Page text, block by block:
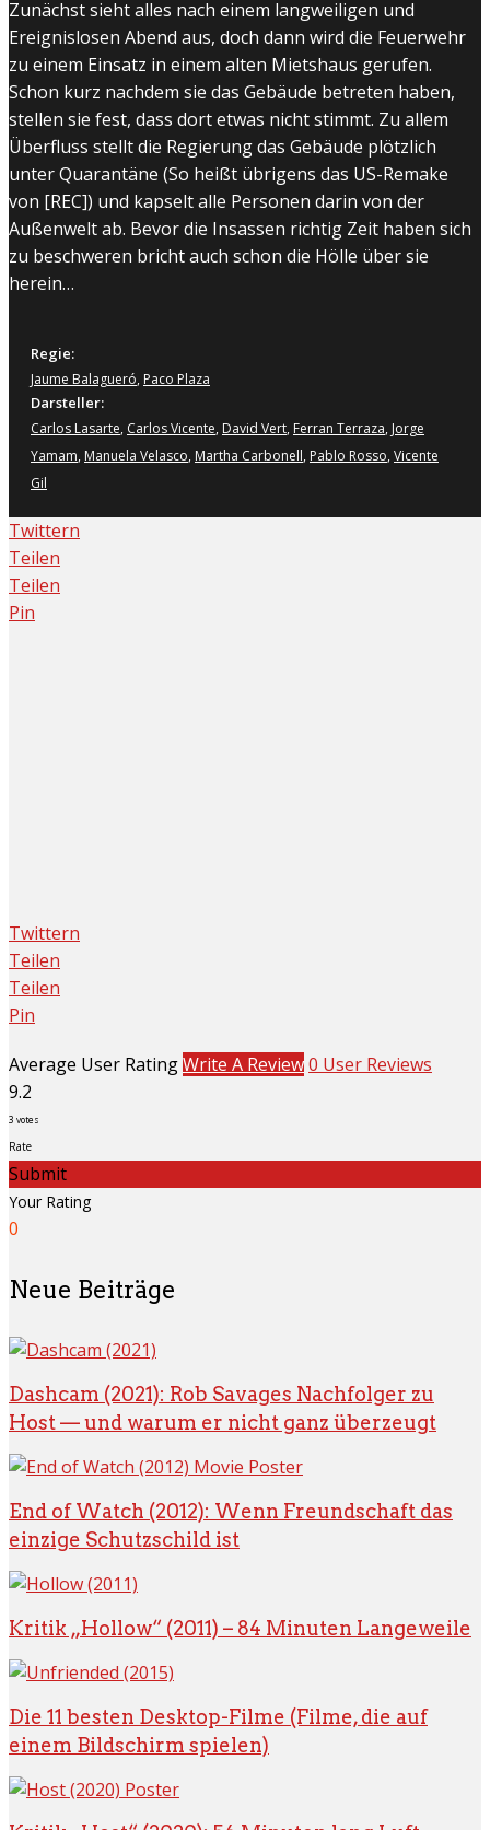
Zunächst sieht alles nach einem langweiligen und
Ereignislosen Abend aus, doch dann wird die Feuerwehr
zu einem Einsatz in einem alten Mietshaus gerufen.
Schon kurz nachdem sie das Gebäude betreten haben,
stellen sie fest, dass dort etwas nicht stimmt. Zu allem
Überfluss stellt die Regierung das Gebäude plötzlich
unter Quarantäne (So heißt übrigens das US-Remake
von [REC]) und kapselt alle Personen darin von der
Außenwelt ab. Bevor die Insassen richtig Zeit haben sich
zu beschweren bricht auch schon die Hölle über sie
herein…
Regie:
Jaume Balagueró, Paco Plaza
Darsteller:
Carlos Lasarte, Carlos Vicente, David Vert, Ferran Terraza, Jorge
Yamam, Manuela Velasco, Martha Carbonell, Pablo Rosso, Vicente
Gil
Twittern
Teilen
Teilen
Pin
Twittern
Teilen
Teilen
Pin
Average User RatingWrite A Review0 User Reviews
9.2
3 votes
Rate
Submit
Your Rating
0
Neue Beiträge
Dashcam (2021): Rob Savages Nachfolger zu
Host — und warum er nicht ganz überzeugt
End of Watch (2012): Wenn Freundschaft das
einzige Schutzschild ist
Kritik „Hollow“ (2011) – 84 Minuten Langeweile
Die 11 besten Desktop-Filme (Filme, die auf
einem Bildschirm spielen)